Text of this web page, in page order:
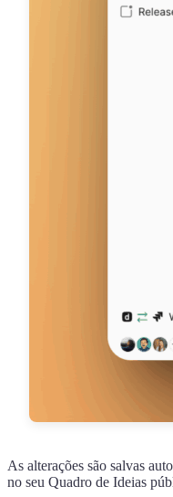
As alterações são salvas
no seu Quadro de Ideias